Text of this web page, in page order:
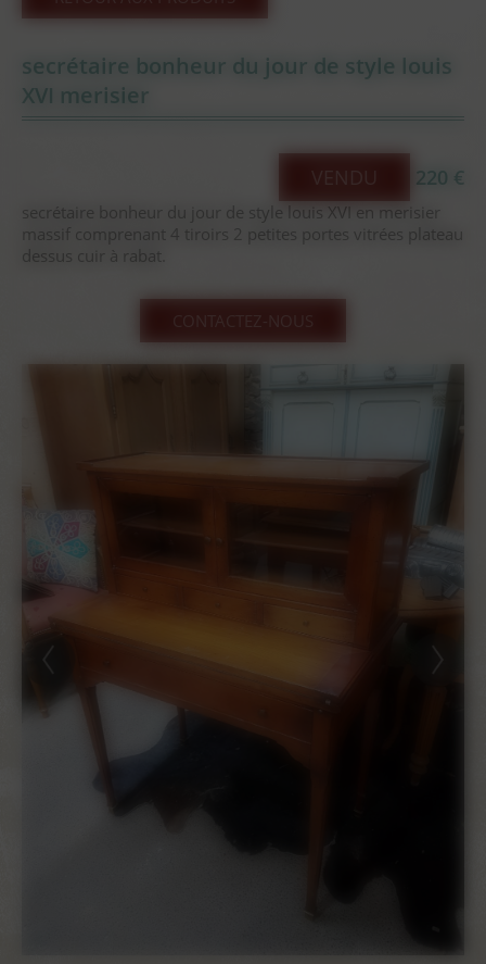
secrétaire bonheur du jour de style louis
XVI merisier
220 €
secrétaire bonheur du jour de style louis XVI en merisier
massif comprenant 4 tiroirs 2 petites portes vitrées plateau
dessus cuir à rabat.